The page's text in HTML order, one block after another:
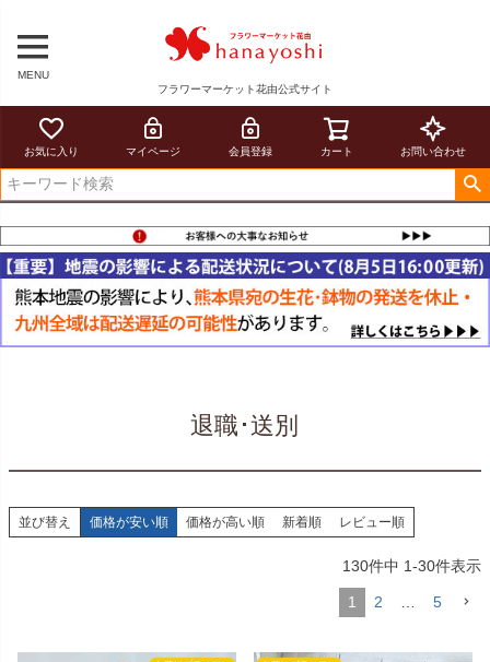
MENU
フラワーマーケット花由公式サイト
お気に入り マイページ 会員登録 カート お問い合わせ
退職･送別
並び替え 価格が安い順 価格が高い順 新着順 レビュー順
130件中 1-30件表示
1 2 5